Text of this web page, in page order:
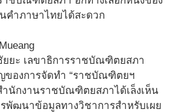
คำภาษาไทยได้สะดวก
ยะ เลขาธิการราชบัณฑิตยสภา
ของการจัดทำ “ราชบัณฑิตยฯ
ำนักงานราชบัณฑิตยสภาได้เล็งเห็น
พัฒนาข้อมูลทางวิชาการสำหรับเผย